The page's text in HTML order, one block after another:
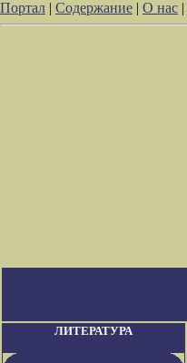
Портал | Содержание | О нас |
ЛИТЕРАТУРА